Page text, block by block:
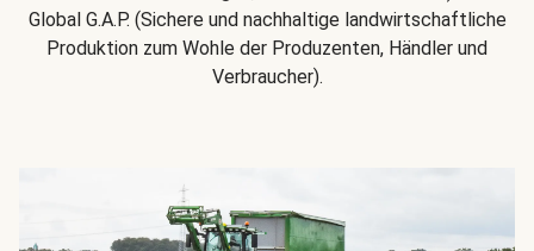
Global G.A.P. (Sichere und nachhaltige landwirtschaftliche
Produktion zum Wohle der Produzenten, Händler und
Verbraucher).